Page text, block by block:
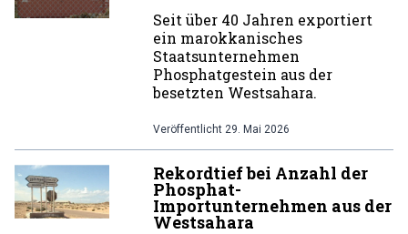
Seit über 40 Jahren exportiert
ein marokkanisches
Staatsunternehmen
Phosphatgestein aus der
besetzten Westsahara.
Veröffentlicht 29. Mai 2026
Rekordtief bei Anzahl der
Phosphat-
Importunternehmen aus der
Westsahara